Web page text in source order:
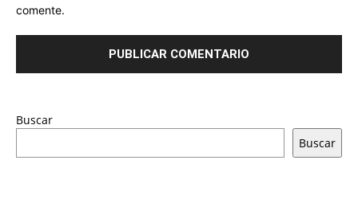
comente.
Buscar
Buscar